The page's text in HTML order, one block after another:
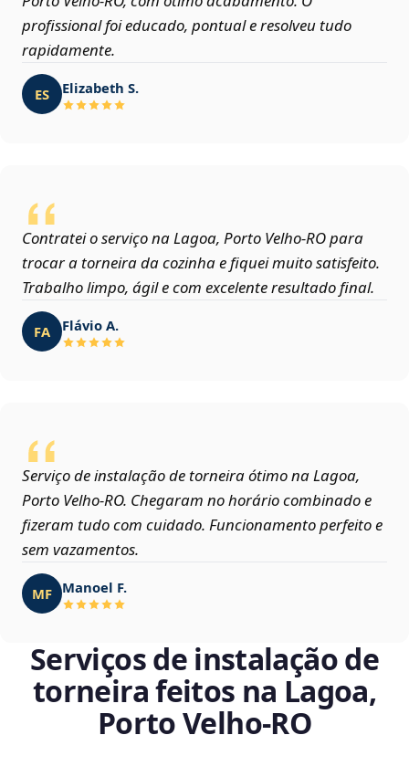
profissional foi educado, pontual e resolveu tudo
rapidamente.
ES Elizabeth S.
Contratei o serviço na Lagoa, Porto Velho‑RO para
trocar a torneira da cozinha e fiquei muito satisfeito.
Trabalho limpo, ágil e com excelente resultado final.
FA Flávio A.
Serviço de instalação de torneira ótimo na Lagoa,
Porto Velho‑RO. Chegaram no horário combinado e
fizeram tudo com cuidado. Funcionamento perfeito e
sem vazamentos.
MF Manoel F.
Serviços de instalação de
torneira feitos na Lagoa,
Porto Velho‑RO